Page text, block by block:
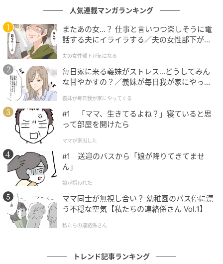
の新しい展示施設が順次整備される予定です。
なかでもハシビロコウの新しいお家は、いまよりもず
っと広くなり、ハシビロコウが本来暮らしている環境
に近い状態が再現されるとのこと。そしてこの新しい
施設を通じて、園はハシビロコウのアジア初となる繁
殖を目指します。
大好きなハシビロコウたちに会えない寂しさはありま
すが、より快適に、のびのびと暮らせる環境へと生ま
れ変わるためだと思うと楽しみです。新しくなる湿原
ゾーンで、さらに生き生きとした姿を見せてくれる日
を楽しみに待ちたいと思います。
ライターコメント
地面から見上げるようなアングルで撮影された「じっ
トに伝わってきて本当にドキッとしました！まるです
人気連載マンガランキング
またあの女…？ 仕事と言いつつ楽しそうに電
話する夫にイライラする／夫の女性部下が気
夫の女性部下が気になる
毎日家に来る義妹がストレス…どうしてみん
な甘やかすの？／義妹が毎日我が家にやって
が】
義妹が毎日我が家にやってくる
#1 「ママ、生きてるよね？」寝ていると思
って部屋を開けたら
ママが家出した
#1 送迎のバスから「娘が降りてきてませ
ん」
娘が拐われた
ママ同士が無視し合い？ 幼稚園のバス停に漂
う不穏な空気【私たちの連絡係さん Vol.1】
私たちの連絡係さん
トレンド記事ランキング